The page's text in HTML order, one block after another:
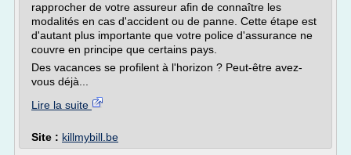
rapprocher de votre assureur afin de connaître les
modalités en cas d'accident ou de panne. Cette étape est
d'autant plus importante que votre police d'assurance ne
couvre en principe que certains pays.
Des vacances se profilent à l'horizon ? Peut-être avez-
vous déjà...
Lire la suite
Site : killmybill.be